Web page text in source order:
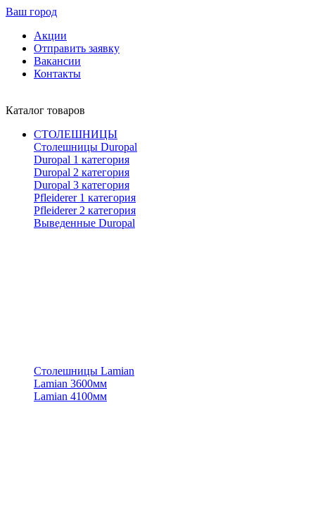
Ваш город
Акции
Отправить заявку
Вакансии
Контакты
Каталог товаров
СТОЛЕШНИЦЫ
Столешницы Duropal
Duropal 1 категория
Duropal 2 категория
Duropal 3 категория
Pfleiderer 1 категория
Pfleiderer 2 категория
Выведенные Duropal
Столешницы Lamian
Lamian 3600мм
Lamian 4100мм